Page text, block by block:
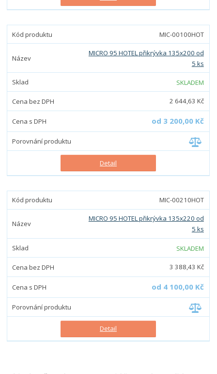
MIC-00100HOT
MICRO 95 HOTEL přikrývka 135x200 od
5 ks
SKLADEM
2 644,63 Kč
od 3 200,00 Kč
Detail
MIC-00210HOT
MICRO 95 HOTEL přikrývka 135x220 od
5 ks
SKLADEM
3 388,43 Kč
od 4 100,00 Kč
Detail